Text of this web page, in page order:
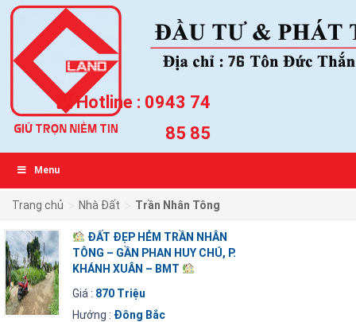
Hotline : 0943 74
85 85
Menu
Trang chủ Nhà Đất Trần Nhân Tông
ĐẤT ĐẸP HẺM TRẦN NHÂN
TÔNG – GẦN PHAN HUY CHÚ, P.
KHÁNH XUÂN – BMT
Giá : 870 Triệu
Hướng : Đông Bắc